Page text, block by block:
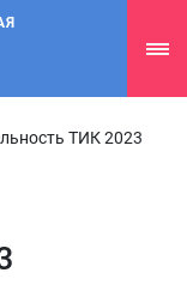
ТИК 2023